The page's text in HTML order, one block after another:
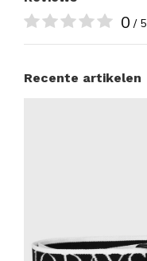
0 / 5
Recente artikelen